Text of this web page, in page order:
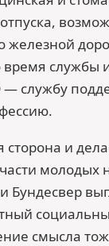
железной
службы
— службу
и
молодых
Бундесвер
смысла